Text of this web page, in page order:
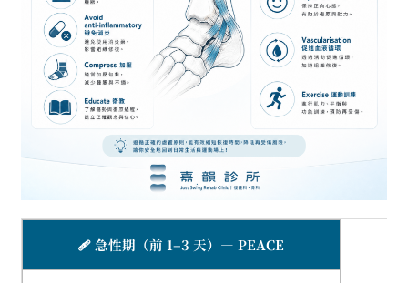
🩹 急性期（前 1–3 天）— PEACE